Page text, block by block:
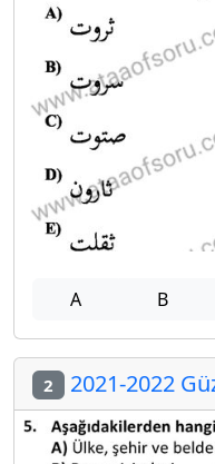
A B
2 2021-2022